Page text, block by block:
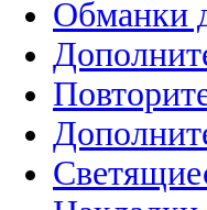
Обманки